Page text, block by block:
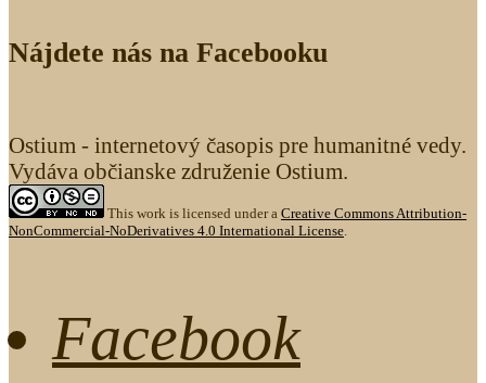
Nájdete nás na Facebooku
Ostium - internetový časopis pre humanitné vedy.
Vydáva občianske združenie Ostium.
This work is licensed under a Creative Commons Attribution-
NonCommercial-NoDerivatives 4.0 International License.
Facebook